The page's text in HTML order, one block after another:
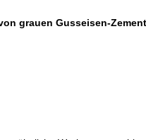
grauen Gusseisen-